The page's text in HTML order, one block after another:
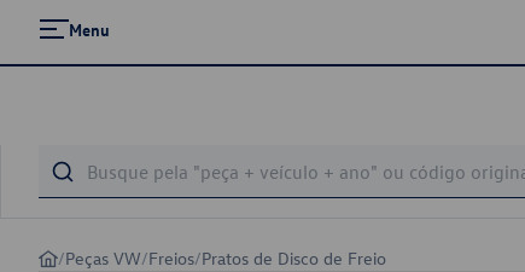
Menu
/Peças VW/Freios/Pratos de Disco de Freio